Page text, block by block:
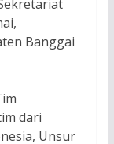
Banggai
dari
Unsur